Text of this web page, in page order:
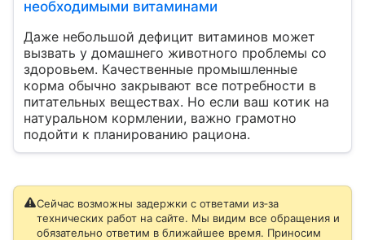
необходимыми витаминами
Даже небольшой дефицит витаминов может
вызвать у домашнего животного проблемы со
здоровьем. Качественные промышленные
корма обычно закрывают все потребности в
питательных веществах. Но если ваш котик на
натуральном кормлении, важно грамотно
подойти к планированию рациона.
Сейчас возможны задержки с ответами из‑за
технических работ на сайте. Мы видим все обращения и
обязательно ответим в ближайшее время. Приносим